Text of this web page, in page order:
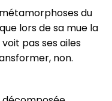
du
lors de sa mue la
pas ses ailes
non.